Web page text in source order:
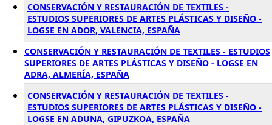
CONSERVACIÓN Y RESTAURACIÓN DE TEXTILES -
ESTUDIOS SUPERIORES DE ARTES PLÁSTICAS Y DISEÑO -
LOGSE EN ADOR, VALENCIA, ESPAÑA
CONSERVACIÓN Y RESTAURACIÓN DE TEXTILES - ESTUDIOS
SUPERIORES DE ARTES PLÁSTICAS Y DISEÑO - LOGSE EN
ADRA, ALMERÍA, ESPAÑA
CONSERVACIÓN Y RESTAURACIÓN DE TEXTILES -
ESTUDIOS SUPERIORES DE ARTES PLÁSTICAS Y DISEÑO -
LOGSE EN ADUNA, GIPUZKOA, ESPAÑA